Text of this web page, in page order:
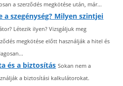
a szerződés megkötése után, már...
a szegénység? Milyen szintjei
Létezik ilyen? Vizsgáljuk meg
megkötése előtt használják a hitel és
és a biztosítás Sokan nem a
a biztosítási kalkulátorokat.